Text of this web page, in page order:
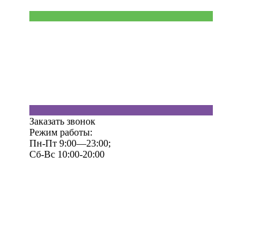
Заказать звонок
Режим работы:
Пн-Пт 9:00—23:00;
Сб-Вс 10:00-20:00